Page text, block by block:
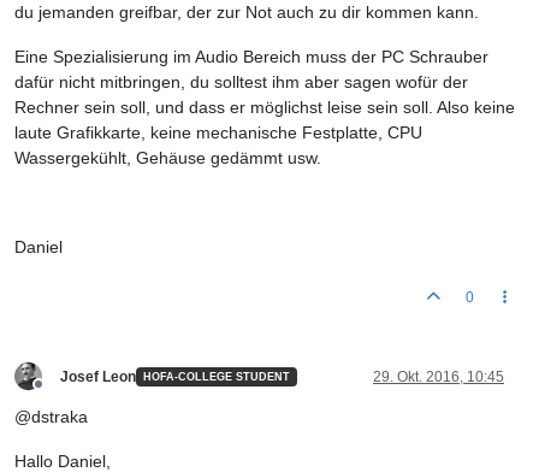
du jemanden greifbar, der zur Not auch zu dir kommen kann.
Eine Spezialisierung im Audio Bereich muss der PC Schrauber
dafür nicht mitbringen, du solltest ihm aber sagen wofür der
Rechner sein soll, und dass er möglichst leise sein soll. Also keine
laute Grafikkarte, keine mechanische Festplatte, CPU
Wassergekühlt, Gehäuse gedämmt usw.
Daniel
0
Offline
Josef Leon HOFA-COLLEGE STUDENT 29. Okt. 2016, 10:45
@dstraka
Hallo Daniel,